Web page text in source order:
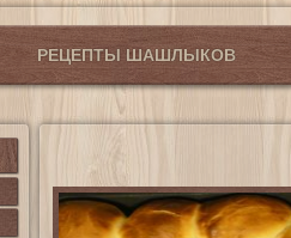
РЕЦЕПТЫ ШАШЛЫКОВ